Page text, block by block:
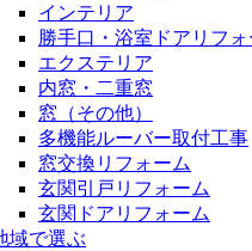
インテリア
勝手口・浴室ドアリフォ
エクステリア
内窓・二重窓
窓（その他）
多機能ルーバー取付工事
窓交換リフォーム
玄関引戸リフォーム
玄関ドアリフォーム
域で選ぶ